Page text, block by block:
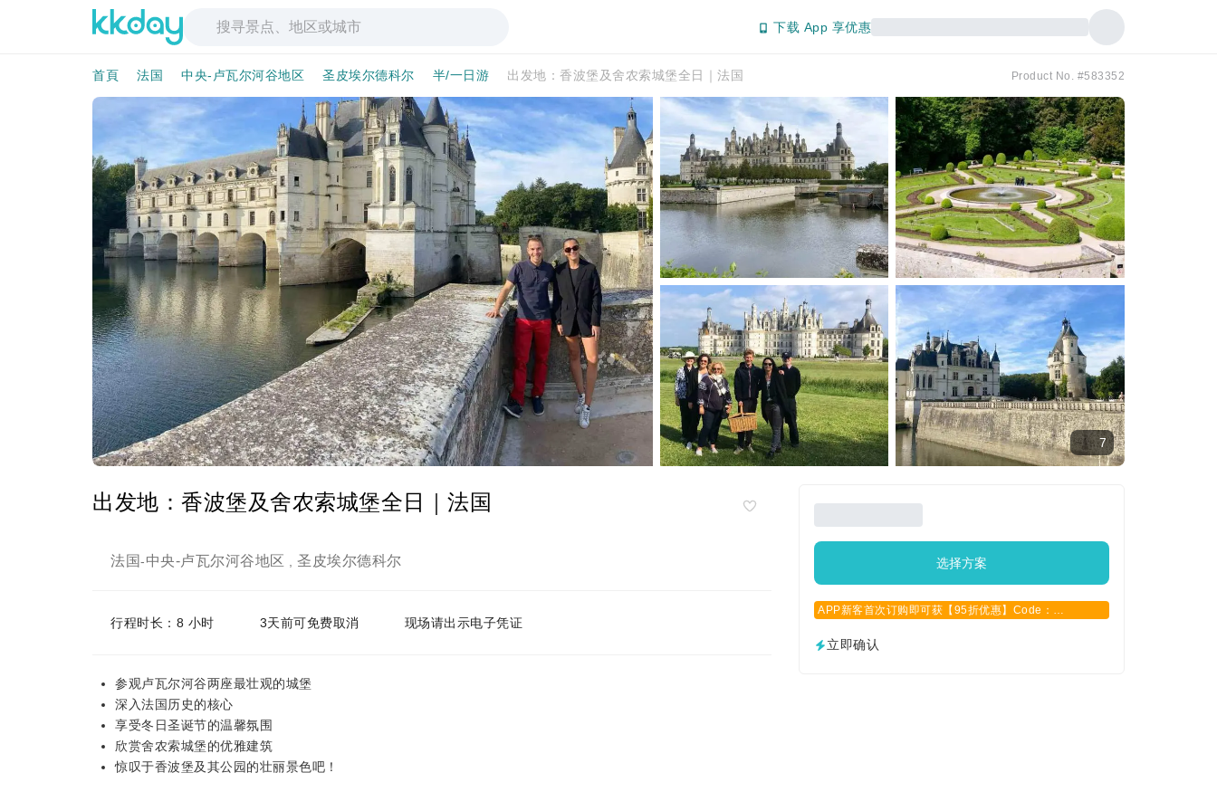
下载 App 享优惠
首頁 法国 中央-卢瓦尔河谷地区 圣皮埃尔德科尔 半/一日游 出发地：香波堡及舍农索城堡全日｜法国 Product No. #583352
7
出发地：香波堡及舍农索城堡全日｜法国
法国-中央-卢瓦尔河谷地区 圣皮埃尔德科尔
行程时长：8 小时 3天前可免费取消 现场请出示电子凭证
参观卢瓦尔河谷两座最壮观的城堡
深入法国历史的核心
享受冬日圣诞节的温馨氛围
欣赏舍农索城堡的优雅建筑
惊叹于香波堡及其公园的壮丽景色吧！
选择方案
APP新客首次订购即可获【95折优惠】Code：
立即确认